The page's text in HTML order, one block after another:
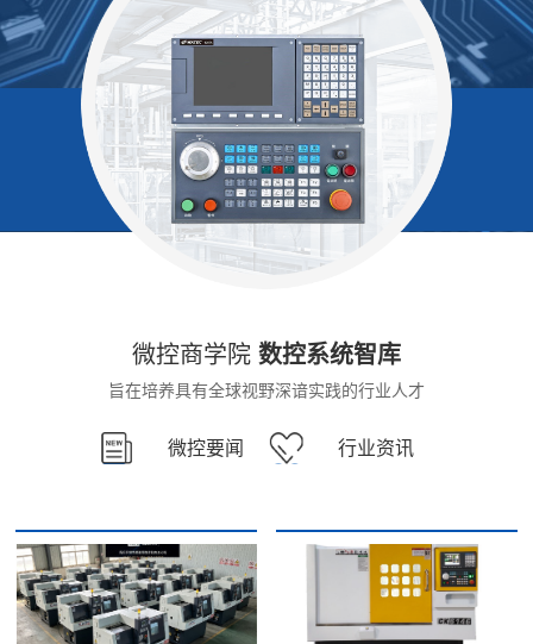
微控商学院 数控系统智库
旨在培养具有全球视野深谙实践的行业人才
微控要闻 行业资讯